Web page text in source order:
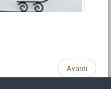
Avanti